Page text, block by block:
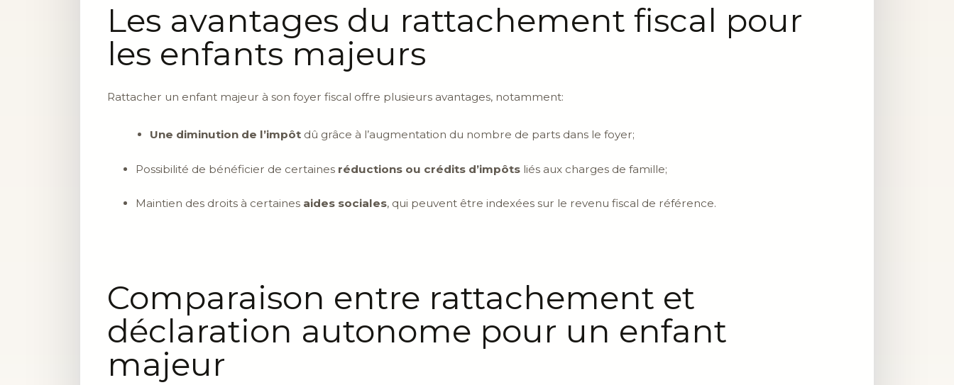
Les avantages du rattachement fiscal pour
les enfants majeurs
Rattacher un enfant majeur à son foyer fiscal offre plusieurs avantages, notamment:
Une diminution de l’impôt dû grâce à l’augmentation du nombre de parts dans le foyer;
Possibilité de bénéficier de certaines réductions ou crédits d’impôts liés aux charges de famille;
Maintien des droits à certaines aides sociales, qui peuvent être indexées sur le revenu fiscal de référence.
Comparaison entre rattachement et
déclaration autonome pour un enfant
majeur